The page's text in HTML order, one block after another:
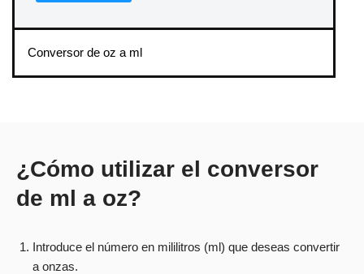
Conversor de oz a ml
¿Cómo utilizar el conversor
de ml a oz?
Introduce el número en mililitros (ml) que deseas convertir
a onzas.